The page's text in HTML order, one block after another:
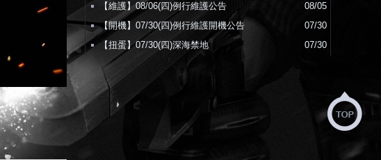
【維護】08/06(四)例行維護公告
08/05
【開機】07/30(四)例行維護開機公告
07/30
【扭蛋】07/30(四)深海禁地
07/30